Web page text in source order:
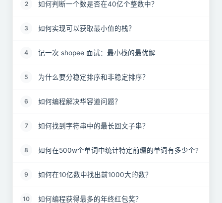
2 如何判断一个数是否在40亿个整数中？
3 如何实现可以获取最小值的栈？
4 记一次 shopee 面试：最小栈的最优解
5 为什么要分稳定排序和非稳定排序？
6 如何编程解决华容道问题？
7 如何找到字符串中的最长回文子串？
8 如何在500w个单词中统计特定前缀的单词有多少个?
9 如何在10亿数中找出前1000大的数？
10 如何编程获得最多的年终红包奖？